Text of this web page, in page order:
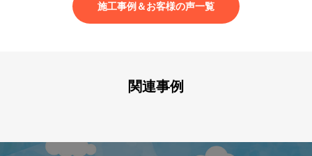
施工事例＆お客様の声一覧
関連事例